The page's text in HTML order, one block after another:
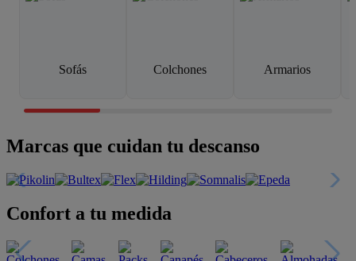
Sofás Colchones Armarios
Marcas que cuidan tu descanso
Confort a tu medida